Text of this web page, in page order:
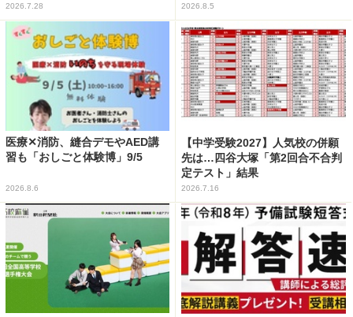
2026.7.28 2026.8.5
医療✕消防、縫合デモやAED講
習も「おしごと体験博」9/5
2026.8.6
【中学受験2027】人気校の併願
先は…四谷大塚「第2回合不合判
定テスト」結果
2026.7.16